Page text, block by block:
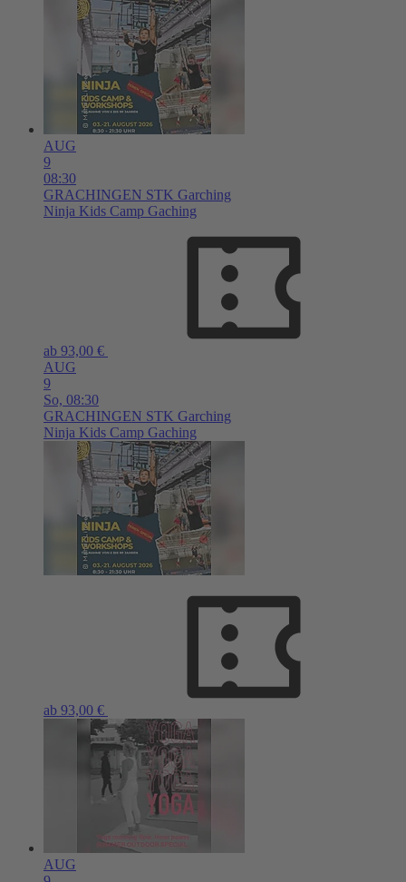
AUG
9
08:30
GRACHINGEN STK Garching
Ninja Kids Camp Gaching
ab 93,00 €
AUG
9
So, 08:30
GRACHINGEN STK Garching
Ninja Kids Camp Gaching
ab 93,00 €
AUG